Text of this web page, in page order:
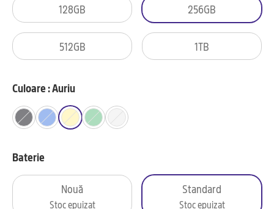
128GB 256GB
512GB 1TB
Culoare : Auriu
Baterie
Nouă
Stoc epuizat
Standard
Stoc epuizat